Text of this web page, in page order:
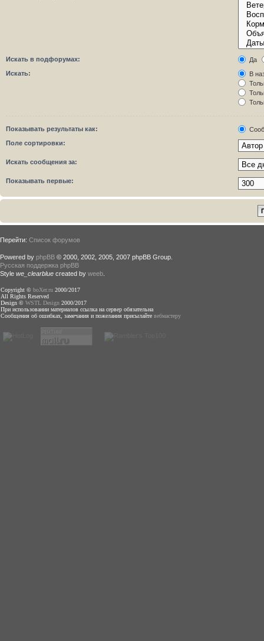
Искать в подфорумах:
Да
Искать:
В
Показывать результаты как:
Поле сортировки:
Искать сообщения за:
Показывать первые:
Перейти: Список форумов
Powered by phpBB © 2000, 2002, 2005, 2007 phpBB Group.
Русская поддержка phpBB
Style we_clearblue created by weeb
Copyright © boXer.ru 2000/2017
All Rights Reserved
Design © WSTL Design 2000/2017
При использовании материалов ссылка на сервер обязательна
Сообщения об ошибках, замечания и пожелания присылайте вебмастеру